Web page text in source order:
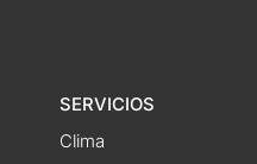
SERVICIOS
Clima